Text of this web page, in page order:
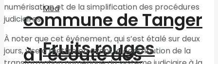
Fruits rouges
commune de Tanger
à l’écoute des
numérisation et de la simplification des procédures
judiciaires.
À noter que cet événement, qui s’est étalé sur deux
jours, vise à mettre en avant la contribution de la